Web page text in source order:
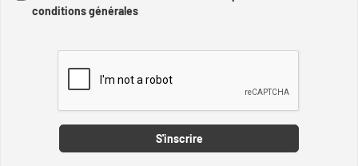
conditions générales
S'inscrire